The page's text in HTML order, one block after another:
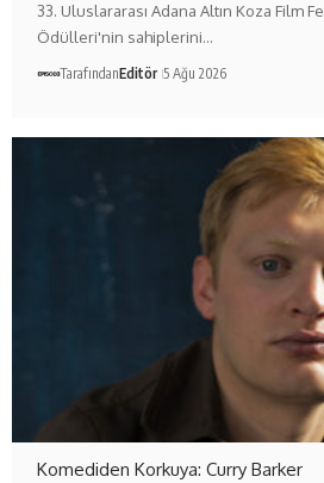
33. Uluslararası Adana Altın Koza Film
Ödülleri'nin sahiplerini…
TarafındanEditör 5 Ağu 2026
Komediden Korkuya: Curry Barker